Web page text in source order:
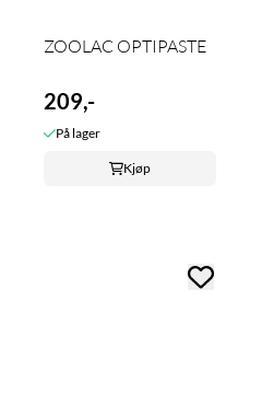
ZOOLAC OPTIPASTE
209,-
På lager
Kjøp